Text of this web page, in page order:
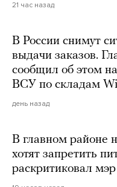
21 час назад
В России снимут
выдачи заказов.
сообщил об этом
ВСУ по складам
день назад
В главном районе
хотят запретить
раскритиковал